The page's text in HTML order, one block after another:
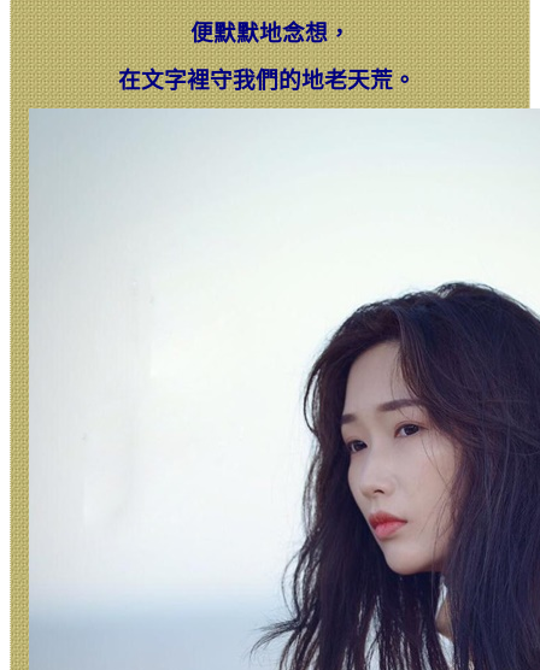
便默默地念想，
在文字裡守我們的地老天荒。